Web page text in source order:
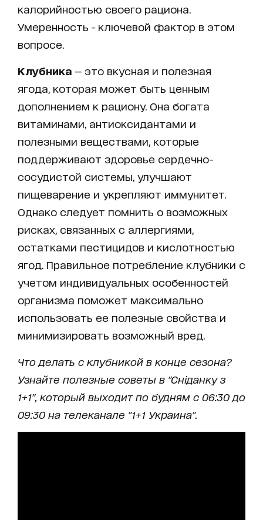
калорийностью своего рациона.
Умеренность - ключевой фактор в этом
вопросе.
Клубника — это вкусная и полезная
ягода, которая может быть ценным
дополнением к рациону. Она богата
витаминами, антиоксидантами и
полезными веществами, которые
поддерживают здоровье сердечно-
сосудистой системы, улучшают
пищеварение и укрепляют иммунитет.
Однако следует помнить о возможных
рисках, связанных с аллергиями,
остатками пестицидов и кислотностью
ягод. Правильное потребление клубники с
учетом индивидуальных особенностей
организма поможет максимально
использовать ее полезные свойства и
минимизировать возможный вред.
Что делать с клубникой в конце сезона?
Узнайте полезные советы в "Сніданку з
1+1", который выходит по будням с 06:30 до
09:30 на телеканале "1+1 Украина".